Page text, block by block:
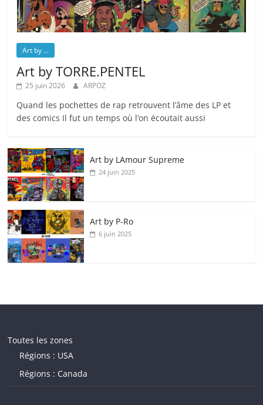
Art by ...
Art by TORRE.PENTEL
25 juin 2026 ARPOZ
Quand les pochettes de rap retrouvent l’âme des LP et
des comics Il fut un temps où l’on écoutait aussi
Art by LAmour Supreme
24 juin 2025
Art by P‑Ro
6 juin 2025
Toutes les zones
Régions : USA
Régions : Canada